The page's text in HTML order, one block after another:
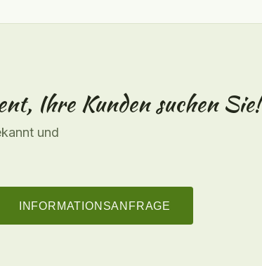
Ihre Kunden suchen Sie!
und
INFORMATIONSANFRAGE